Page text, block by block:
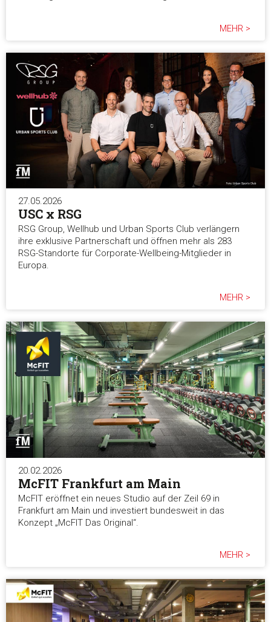
MEHR >
27.05.2026
USC x RSG
RSG Group, Wellhub und Urban Sports Club verlängern
ihre exklusive Partnerschaft und öffnen mehr als 283
RSG-Standorte für Corporate-Wellbeing-Mitglieder in
Europa.
MEHR >
20.02.2026
McFIT Frankfurt am Main
McFIT eröffnet ein neues Studio auf der Zeil 69 in
Frankfurt am Main und investiert bundesweit in das
Konzept „McFIT Das Original“.
MEHR >